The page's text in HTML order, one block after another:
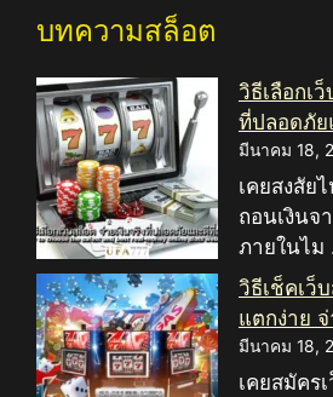
บทความสล็อต
วิธีเลือกเ
ที่ปลอดภัย
มีนาคม 18,
เคยสงสัย
ถอนเงินจ
ภายในไม
วิธีเช็คเว็
แตกง่าย
มีนาคม 18,
เคยสมัคร